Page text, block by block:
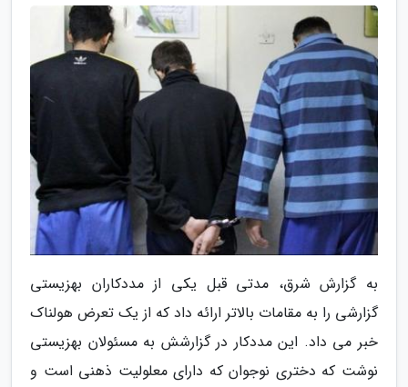
به گزارش شرق، مدتی قبل یکی از مددکاران بهزیستی
گزارشی را به مقامات بالاتر ارائه داد که از یک تعرض هولناک
خبر می داد. این مددکار در گزارشش به مسئولان بهزیستی
نوشت که دختری نوجوان که دارای معلولیت ذهنی است و